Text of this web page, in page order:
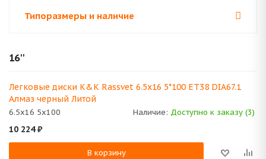
Типоразмеры и наличие
16''
Легковые диски K&K Rassvet 6.5x16 5*100 ET38 DIA67.1
Алмаз черный Литой
6.5x16 5x100 Наличие: Доступно к заказу (3)
10 224₽
В корзину